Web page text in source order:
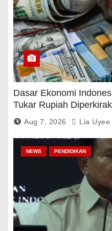
Dasar Ekonomi
Tukar Rupiah
Aug 7, 2026 Lia Uyee
NEWS PENDIDIKAN